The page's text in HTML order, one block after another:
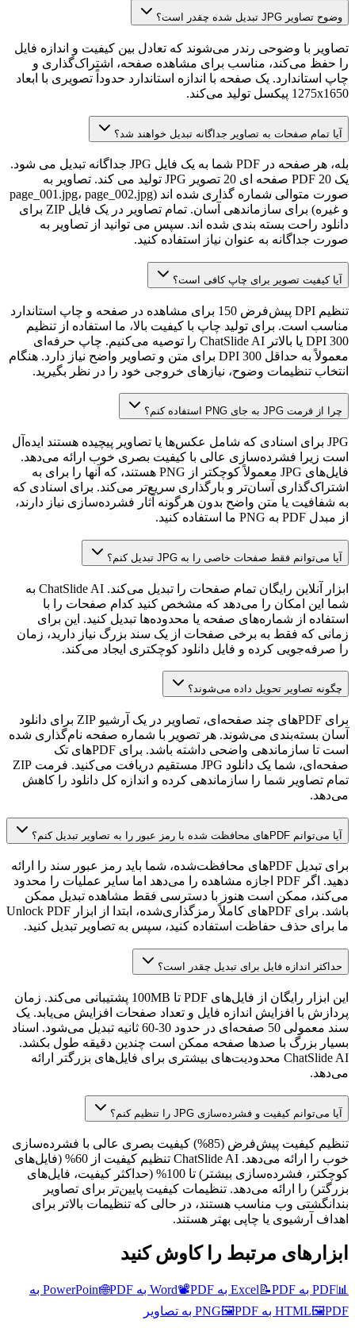
وضوح تصاویر JPG تبدیل شده چقدر است؟
تصاویر با وضوحی رندر می‌شوند که تعادل بین کیفیت و اندازه فایل
را حفظ می‌کند، مناسب برای مشاهده صفحه، اشتراک‌گذاری و
چاپ استاندارد. یک صفحه با اندازه استاندارد حدوداً تصویری با ابعاد
1275x1650 پیکسل تولید می‌کند.
آیا تمام صفحات به تصاویر جداگانه تبدیل خواهند شد؟
بله، هر صفحه در PDF شما به یک فایل JPG جداگانه تبدیل می شود.
یک PDF 20 صفحه ای 20 تصویر JPG تولید می کند. تصاویر به
صورت متوالی شماره گذاری شده اند (page_001.jpg، page_002.jpg
و غیره) برای سازماندهی آسان. تمام تصاویر در یک فایل ZIP برای
دانلود راحت بسته بندی شده اند. سپس می توانید از تصاویر به
صورت جداگانه به عنوان نیاز استفاده کنید.
آیا کیفیت تصویر برای چاپ کافی است؟
تنظیم DPI پیش‌فرض 150 برای مشاهده در صفحه و چاپ استاندارد
مناسب است. برای تولید چاپ با کیفیت بالا، ما استفاده از تنظیم
300 DPI یا بالاتر ChatSlide AI را توصیه می‌کنیم. چاپ حرفه‌ای
معمولاً به حداقل 300 DPI برای متن و تصاویر واضح نیاز دارد. هنگام
انتخاب تنظیمات وضوح، نیازهای خروجی خود را در نظر بگیرید.
چرا از فرمت JPG به جای PNG استفاده کنم؟
JPG برای اسنادی که شامل عکس‌ها یا تصاویر پیچیده هستند ایده‌آل
است زیرا فشرده‌سازی عالی با کیفیت بصری خوب ارائه می‌دهد.
فایل‌های JPG معمولاً کوچکتر از PNG هستند، که آنها را برای به
اشتراک‌گذاری آسان‌تر و بارگذاری سریع‌تر می‌کند. برای اسنادی که
به شفافیت یا متن واضح بدون هرگونه آثار فشرده‌سازی نیاز دارند،
از مبدل PDF به PNG ما استفاده کنید.
آیا می‌توانم فقط صفحات خاصی را به JPG تبدیل کنم؟
ابزار آنلاین رایگان تمام صفحات را تبدیل می‌کند. ChatSlide AI به
شما این امکان را می‌دهد که مشخص کنید کدام صفحات را با
استفاده از شماره‌های صفحه یا محدوده‌ها تبدیل کنید. این برای
زمانی که فقط به برخی صفحات از یک سند بزرگ نیاز دارید، زمان
را صرفه‌جویی کرده و فایل دانلود کوچکتری ایجاد می‌کند.
چگونه تصاویر تحویل داده می‌شوند؟
برای PDFهای چند صفحه‌ای، تصاویر در یک آرشیو ZIP برای دانلود
آسان بسته‌بندی می‌شوند. هر تصویر با شماره صفحه نام‌گذاری شده
است تا سازماندهی واضحی داشته باشد. برای PDFهای تک
صفحه‌ای، شما یک دانلود JPG مستقیم دریافت می‌کنید. فرمت ZIP
تمام تصاویر شما را سازماندهی کرده و اندازه کل دانلود را کاهش
می‌دهد.
آیا می‌توانم PDFهای محافظت شده با رمز عبور را به تصاویر تبدیل کنم؟
برای تبدیل PDFهای محافظت‌شده، شما باید رمز عبور سند را ارائه
دهید. اگر PDF اجازه مشاهده را می‌دهد اما سایر عملیات را محدود
می‌کند، ممکن است هنوز با دسترسی فقط مشاهده تبدیل ممکن
باشد. برای PDFهای کاملاً رمزگذاری‌شده، ابتدا از ابزار Unlock PDF
ما برای حذف حفاظت استفاده کنید، سپس به تصاویر تبدیل کنید.
حداکثر اندازه فایل برای تبدیل چقدر است؟
این ابزار رایگان از فایل‌های PDF تا 100MB پشتیبانی می‌کند. زمان
پردازش با افزایش اندازه فایل و تعداد صفحات افزایش می‌یابد. یک
سند معمولی 50 صفحه‌ای در حدود 30-60 ثانیه تبدیل می‌شود. اسناد
بسیار بزرگ با صدها صفحه ممکن است چندین دقیقه طول بکشد.
ChatSlide AI محدودیت‌های بیشتری برای فایل‌های بزرگتر ارائه
می‌دهد.
آیا می‌توانم کیفیت و فشرده‌سازی JPG را تنظیم کنم؟
تنظیم کیفیت پیش‌فرض (85%) کیفیت بصری عالی با فشرده‌سازی
خوب را ارائه می‌دهد. ChatSlide AI تنظیم کیفیت از 60% (فایل‌های
کوچکتر، فشرده‌سازی بیشتر) تا 100% (حداکثر کیفیت، فایل‌های
بزرگتر) را ارائه می‌دهد. تنظیمات کیفیت پایین‌تر برای تصاویر
بندانگشتی وب مناسب هستند، در حالی که تنظیمات بالاتر برای
اهداف آرشیوی یا چاپی بهتر هستند.
ابزارهای مرتبط را کاوش کنید
📊PDF به Excel 📝PDF به Word 📽️PDF به PowerPoint 🌐
PDF به
HTML🖼️PDF به PNG 🖼️PDF به تصاویر